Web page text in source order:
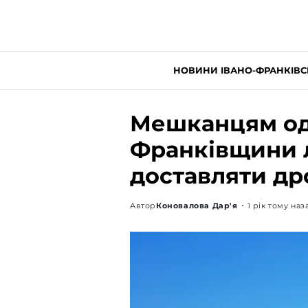
НОВИНИ ІВАНО-
Мешканцям
Франківщини
доставляти
Автор Коновалова Дар'я 1 рік тому